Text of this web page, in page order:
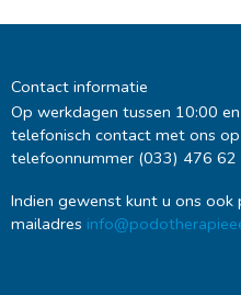
Contact informatie
Op werkdagen tussen 10:00
telefonisch contact met ons
telefoonnummer (033) 476 62
Indien gewenst kunt u ons
mailadres